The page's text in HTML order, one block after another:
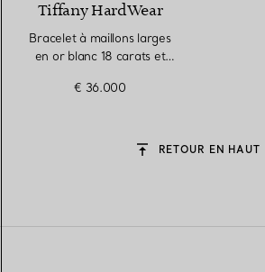
Tiffany HardWear
Bracelet à maillons larges
en or blanc 18 carats et
€ 36.000
RETOUR EN HAUT